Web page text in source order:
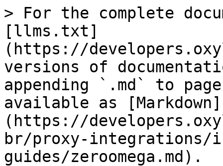
> For the complete
[llms.txt]
(https://
versions of
appending `.md` to
available as [Markdown]
(https://
br/proxy-integrations/
guides/zeroomega.md).